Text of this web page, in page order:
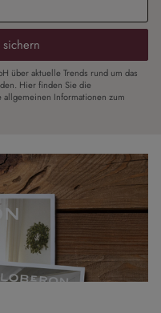
über aktuelle Trends rund um das
Hier finden Sie die
Informationen zum